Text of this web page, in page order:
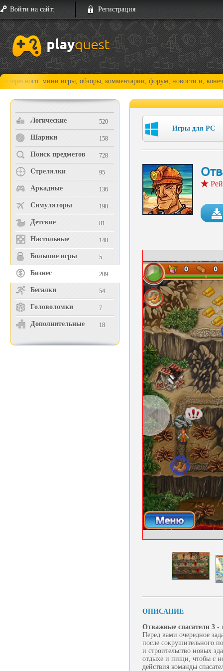
Войти на сайт: Регистрация
мини игры, обзоры, комментарии, форум, новости и, конечно,
Логические 520
Шарики 158
Поиск предметов 728
Стрелялки 95
Аркадные 136
Симуляторы 190
Детские 81
Настольные 148
Большие игры 5
Бизнес 209
Бегалки 54
Головоломки 7
Дополнительные 18
Игры для PC
ОПИСАНИЕ
Отважные спасатели 3 -
Перед вами очередное
после сокрушительного
и строительство новых
отдыхе и пищи, чтобы с
действия команды